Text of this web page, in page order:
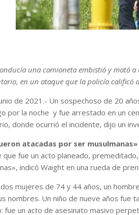
una camioneta embistió y mató
en un ataque que la policía calificó
de 2021.- Un sospechoso de 20
por la noche y fue arrestado en un
donde ocurrió el incidente, dijo un
atacadas por ser musulmanas»
que fue un acto planeado,
indicó Waight en una rueda de
mujeres de 74 y 44 años, un
nombres. Un niño de nueve años
fue un acto de asesinato masivo